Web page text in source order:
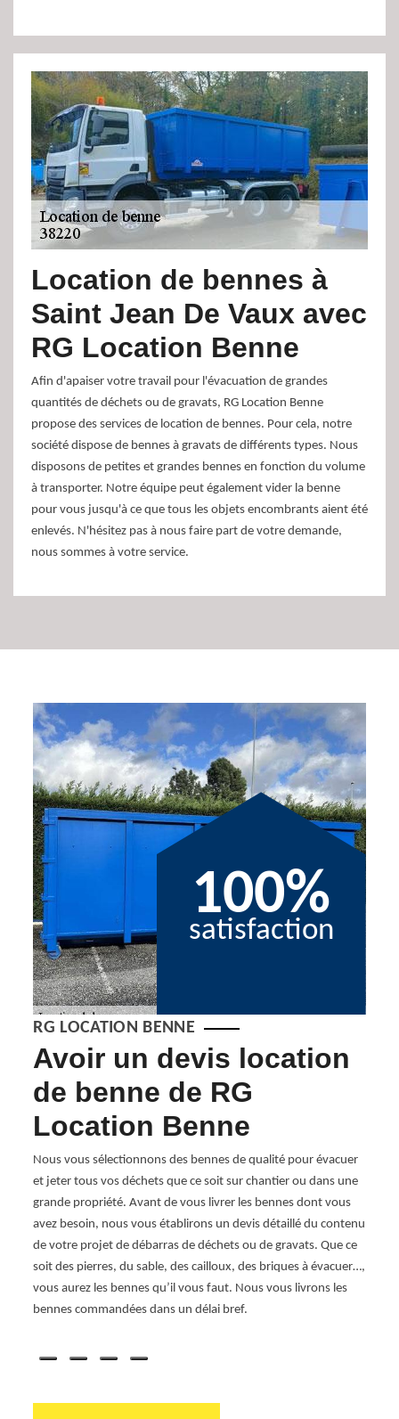
Location de bennes à
Saint Jean De Vaux avec
RG Location Benne
Afin d'apaiser votre travail pour l'évacuation de grandes
quantités de déchets ou de gravats, RG Location Benne
propose des services de location de bennes. Pour cela, notre
société dispose de bennes à gravats de différents types. Nous
disposons de petites et grandes bennes en fonction du volume
à transporter. Notre équipe peut également vider la benne
pour vous jusqu'à ce que tous les objets encombrants aient été
enlevés. N'hésitez pas à nous faire part de votre demande,
nous sommes à votre service.
100%
satisfaction
RG LOCATION BENNE
Avoir un devis location
de benne de RG
Location Benne
Nous vous sélectionnons des bennes de qualité pour évacuer
et jeter tous vos déchets que ce soit sur chantier ou dans une
grande propriété. Avant de vous livrer les bennes dont vous
avez besoin, nous vous établirons un devis détaillé du contenu
de votre projet de débarras de déchets ou de gravats. Que ce
soit des pierres, du sable, des cailloux, des briques à évacuer…,
vous aurez les bennes qu’il vous faut. Nous vous livrons les
bennes commandées dans un délai bref.